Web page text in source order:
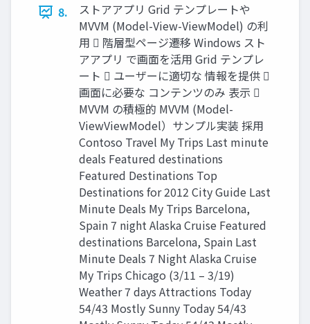
8.
ストアアプリ Grid テンプレートや
MVVM (Model-View-ViewModel) の利
用  階層型ページ遷移 Windows スト
アアプリ で画面を活用 Grid テンプレ
ート  ユーザーに適切な 情報を提供 
画面に必要な コンテンツのみ 表示 
MVVM の積極的 MVVM (Model-
ViewViewModel）サンプル実装 採用
Contoso Travel My Trips Last minute
deals Featured destinations
Featured Destinations Top
Destinations for 2012 City Guide Last
Minute Deals My Trips Barcelona,
Spain 7 night Alaska Cruise Featured
destinations Barcelona, Spain Last
Minute Deals 7 Night Alaska Cruise
My Trips Chicago (3/11 – 3/19)
Weather 7 days Attractions Today
54/43 Mostly Sunny Today 54/43